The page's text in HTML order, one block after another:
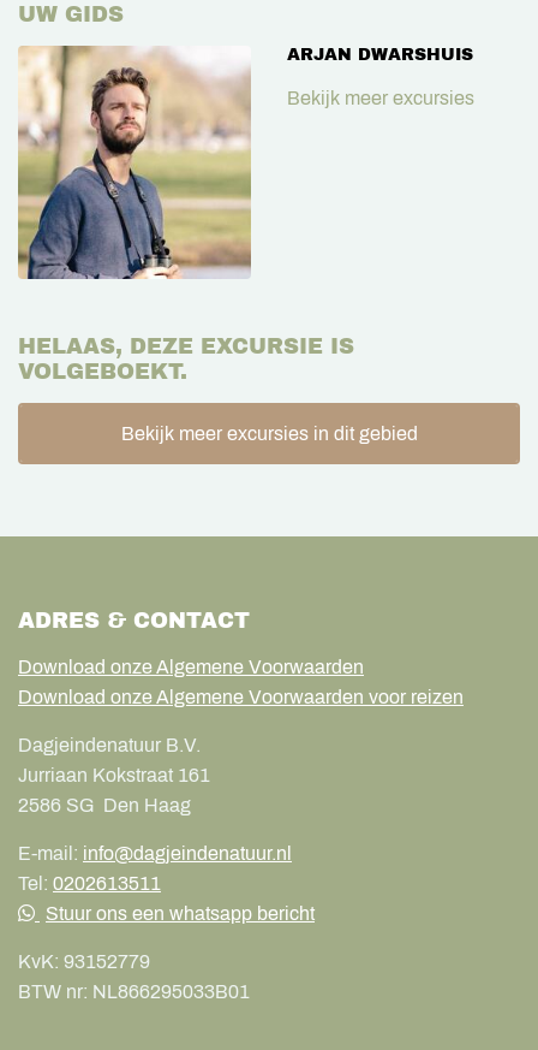
UW GIDS
ARJAN DWARSHUIS
Bekijk meer excursies
HELAAS, DEZE EXCURSIE IS
VOLGEBOEKT.
Bekijk meer excursies in dit gebied
ADRES & CONTACT
Download onze Algemene Voorwaarden
Download onze Algemene Voorwaarden voor reizen
Dagjeindenatuur B.V.
Jurriaan Kokstraat 161
2586 SG Den Haag
E-mail: info@dagjeindenatuur.nl
Tel: 0202613511
Stuur ons een whatsapp bericht
KvK: 93152779
BTW nr: NL866295033B01